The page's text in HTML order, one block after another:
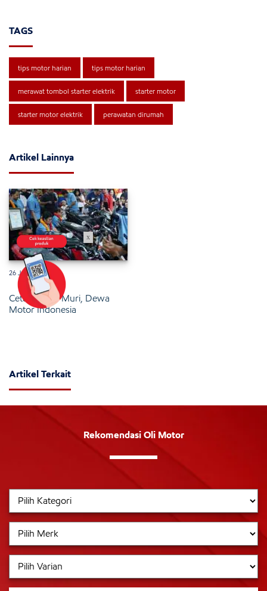
TAGS
tips motor harian tips motor harian
merawat tombol starter elektrik starter motor
starter motor elektrik perawatan dirumah
Artikel Lainnya
26 Januari 2025
Cetak Rekor Muri, Dewa
Motor Indonesia
Artikel Terkait
Rekomendasi Oli Motor
x